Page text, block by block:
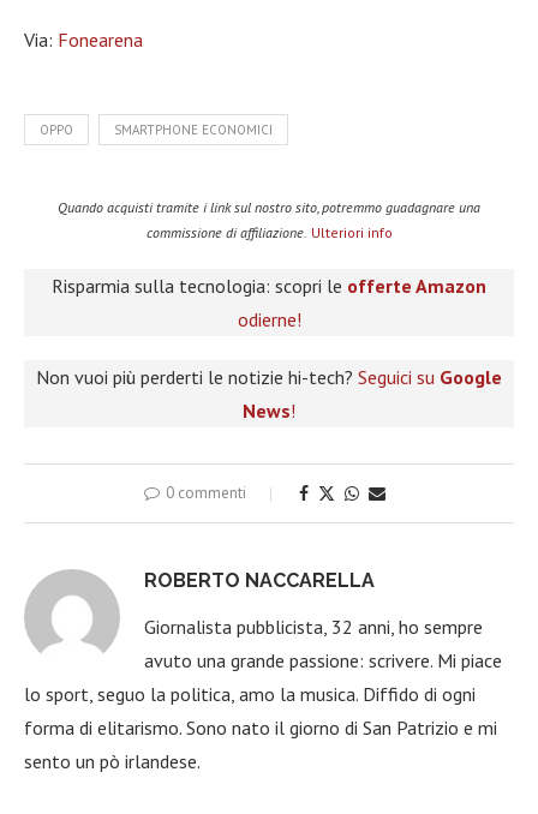
Via: Fonearena
OPPO SMARTPHONE ECONOMICI
Quando acquisti tramite i link sul nostro sito, potremmo guadagnare una
commissione di affiliazione. Ulteriori info
Risparmia sulla tecnologia: scopri le offerte Amazon
odierne!
Non vuoi più perderti le notizie hi-tech? Seguici su Google
News!
0 commenti
ROBERTO NACCARELLA
Giornalista pubblicista, 32 anni, ho sempre
avuto una grande passione: scrivere. Mi piace
lo sport, seguo la politica, amo la musica. Diffido di ogni
forma di elitarismo. Sono nato il giorno di San Patrizio e mi
sento un pò irlandese.